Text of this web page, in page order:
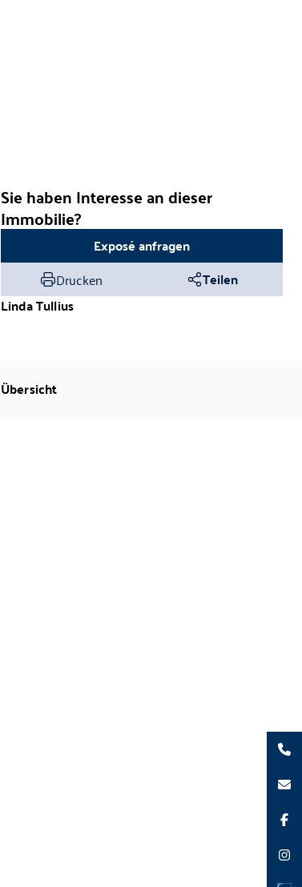
Sie haben Interesse an dieser
Immobilie?
Exposé anfragen
Drucken
Teilen
LindaTullius
Übersicht